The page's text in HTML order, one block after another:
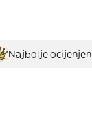
Najbolje